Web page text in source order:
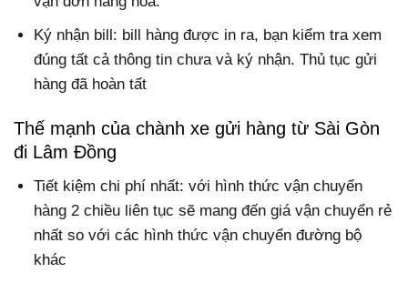
Ký nhận bill: bill hàng được in ra, bạn kiểm tra xem
đúng tất cả thông tin chưa và ký nhận. Thủ tục gửi
hàng đã hoàn tất
Thế mạnh của chành xe gửi hàng từ Sài Gòn
đi Lâm Đồng
Tiết kiệm chi phí nhất: với hình thức vận chuyển
hàng 2 chiều liên tục sẽ mang đến giá vận chuyển rẻ
nhất so với các hình thức vận chuyển đường bộ
khác